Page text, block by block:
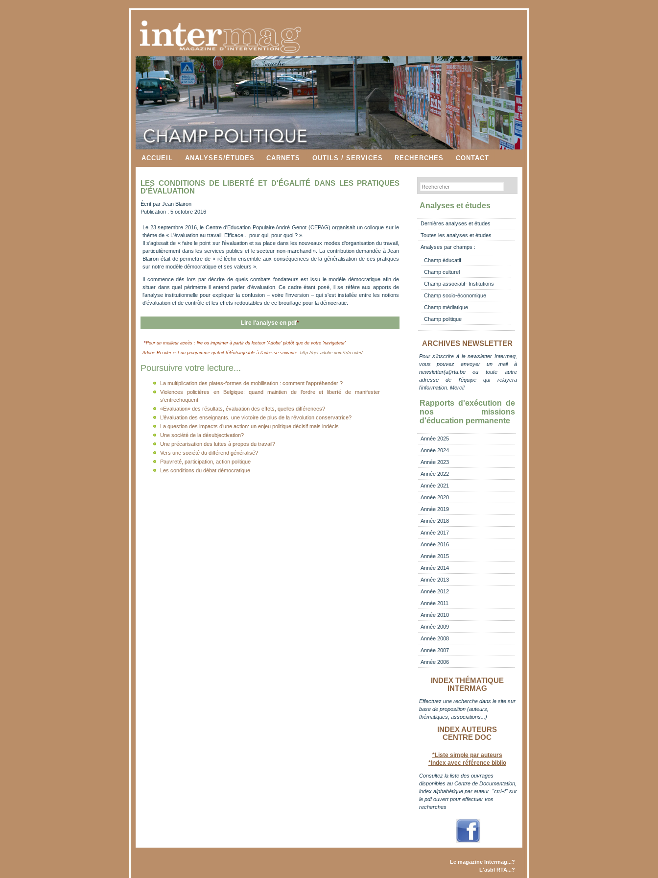
ACCUEIL ANALYSES/ÉTUDES CARNETS OUTILS / SERVICES RECHERCHES CONTACT
Analyses et études
Dernières analyses et études
Toutes les analyses et études
Analyses par champs :
Champ éducatif
Champ culturel
Champ associatif- Institutions
Champ socio-économique
Champ médiatique
Champ politique
ARCHIVES NEWSLETTER
Pour s'inscrire à la newsletter Intermag,
vous pouvez envoyer un mail à
newsletter(at)rta.beou toute autre
adresse de l'équipe qui relayera
l'information. Merci!
Rapports d'exécution de
nos missions
d'éducation permanente
Année 2025
Année 2024
Année 2023
Année 2022
Année 2021
Année 2020
Année 2019
Année 2018
Année 2017
Année 2016
Année 2015
Année 2014
Année 2013
Année 2012
Année 2011
Année 2010
Année 2009
Année 2008
Année 2007
Année 2006
INDEX THÉMATIQUE
INTERMAG
Effectuez une recherche dans le site sur
base de proposition (auteurs,
thématiques, associations...)
INDEX AUTEURS
CENTRE DOC
*Liste simple par auteurs
*Index avec référence biblio
Consultez la liste des ouvrages
disponibles au Centre de Documentation,
index alphabétique par auteur. "ctrl+f" sur
le pdf ouvert pour effectuer vos
recherches
LES CONDITIONS DE LIBERTÉ ET D'ÉGALITÉ DANS LES PRATIQUES
D'ÉVALUATION
Écrit par Jean Blairon
Publication : 5 octobre 2016
Le 23 septembre 2016, le Centre d'Education Populaire André Genot (CEPAG) organisait un colloque sur le
thème de « L'évaluation au travail. Efficace... pour qui, pour quoi ? ».
Il s'agissait de « faire le point sur l'évaluation et sa place dans les nouveaux modes d'organisation du travail,
particulièrement dans les services publics et le secteur non-marchand ». La contribution demandée à Jean
Blairon était de permettre de « réfléchir ensemble aux conséquences de la généralisation de ces pratiques
sur notre modèle démocratique et ses valeurs ».
Il commence dès lors par décrire de quels combats fondateurs est issu le modèle démocratique afin de
situer dans quel périmètre il entend parler d'évaluation. Ce cadre étant posé, il se réfère aux apports de
l'analyse institutionnelle pour expliquer la confusion – voire l'inversion – qui s'est installée entre les notions
d'évaluation et de contrôle et les effets redoutables de ce brouillage pour la démocratie.
Lire l'analyse en pdf*
*Pour un meilleur accès : lire ou imprimer à partir du lecteur 'Adobe' plutôt que de votre 'navigateur'
Adobe Reader est un programme gratuit téléchargeable à l'adresse suivante: http://get.adobe.com/fr/reader/
Poursuivre votre lecture...
La multiplication des plates-formes de mobilisation : comment l’appréhender ?
Violences policières en Belgique: quand maintien de l’ordre et liberté de manifester
s’entrechoquent
«Evaluation» des résultats, évaluation des effets, quelles différences?
L’évaluation des enseignants, une victoire de plus de la révolution conservatrice?
La question des impacts d’une action: un enjeu politique décisif mais indécis
Une société de la désubjectivation?
Une précarisation des luttes à propos du travail?
Vers une société du différend généralisé?
Pauvreté, participation, action politique
Les conditions du débat démocratique
Le magazine Intermag...?
L'asbl RTA...?